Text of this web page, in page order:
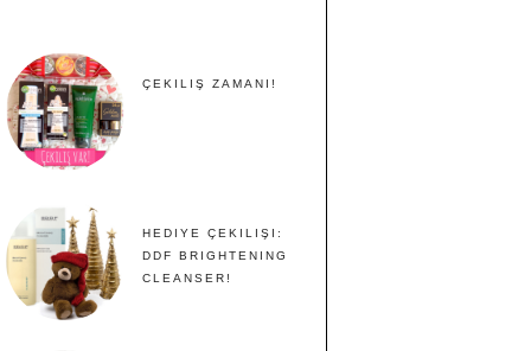
ÇEKILIŞ ZAMANI!
HEDIYE ÇEKILIŞI:
DDF BRIGHTENING
CLEANSER!